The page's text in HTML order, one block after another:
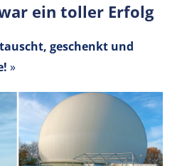
ein toller Erfolg
geschenkt und
»